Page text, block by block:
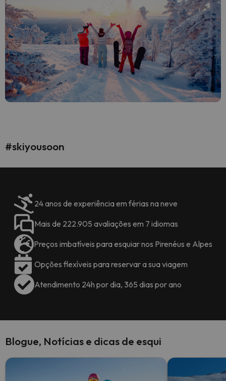
#skiyousoon
24 anos de experiência em férias na neve
Mais de 222.905 avaliações em 7 idiomas
Preços imbatíveis para esquiar nos Pirenéus e Alpes
Opções flexíveis para reservar a sua viagem
Atendimento 24h por dia, 365 dias por ano
Blogue, Notícias e dicas de esqui